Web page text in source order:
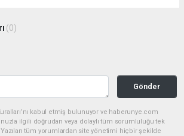
(0)
Gönder
kabul etmiş bulunuyor ve haberunye.com
ilgili doğrudan veya dolaylı tüm sorumluluğu tek
Yazılan tüm yorumlardan site yönetimi hiçbir şekilde